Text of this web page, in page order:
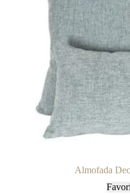
Almofada